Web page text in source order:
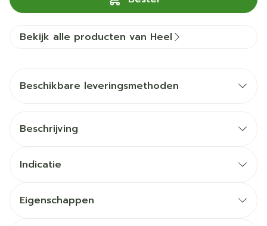
Bekijk alle producten van Heel
Beschikbare leveringsmethoden
Beschrijving
Indicatie
Eigenschappen